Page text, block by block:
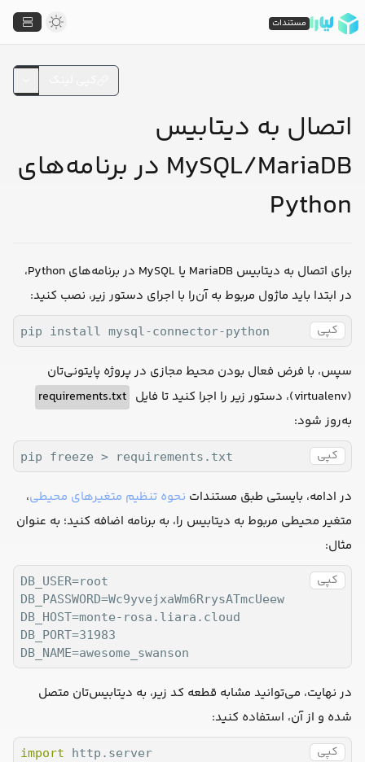
اتصال به دیتابیس
MySQL/MariaDB در برنامه‌های
Python
برای اتصال به دیتابیس MariaDB یا MySQL در برنامه‌های Python،
در ابتدا باید ماژول مربوط به آن‌را با اجرای دستور زیر، نصب کنید:
کپی pip install mysql-connector-python
سپس، با فرض فعال بودن محیط مجازی در پروژه پایتونی‌تان
(virtualenv)، دستور زیر را اجرا کنید تا فایل
requirements.txt
به‌روز شود:
کپی pip freeze > requirements.txt
در ادامه، بایستی طبق مستندات نحوه تنظیم متغیرهای محیطی،
متغیر محیطی مربوط به دیتابیس را، به برنامه اضافه کنید؛ به عنوان
مثال:
کپی
DB_USER=root
DB_PASSWORD=Wc9yvejxaWm6RrysATmcUeew
DB_HOST=monte-rosa.liara.cloud
DB_PORT=31983
در نهایت، می‌توانید مشابه قطعه کد زیر، به دیتابیس‌تان متصل
شده و از آن، استفاده کنید:
کپی import
http.server
مستندات